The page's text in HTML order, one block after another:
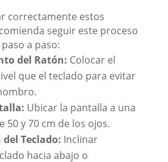
correctamente estos
seguir este proceso
a paso:
del Ratón: Colocar el
que el teclado para evitar
Ubicar la pantalla a una
50 y 70 cm de los ojos.
Teclado: Inclinar
hacia abajo o